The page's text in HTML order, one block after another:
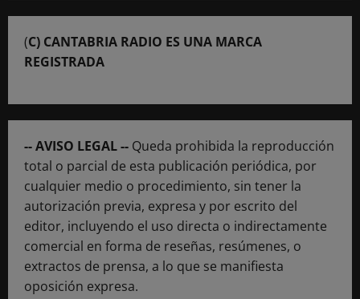
(C) CANTABRIA RADIO ES UNA MARCA
REGISTRADA
-- AVISO LEGAL -- Queda prohibida la reproducción
total o parcial de esta publicación periódica, por
cualquier medio o procedimiento, sin tener la
autorización previa, expresa y por escrito del
editor, incluyendo el uso directa o indirectamente
comercial en forma de reseñas, resúmenes, o
extractos de prensa, a lo que se manifiesta
oposición expresa.